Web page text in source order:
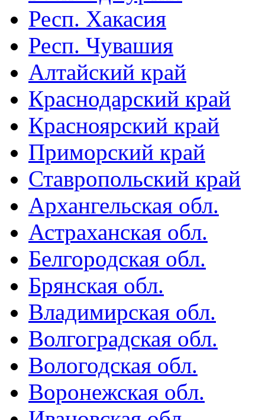
Респ. Хакасия
Респ. Чувашия
Алтайский край
Краснодарский край
Красноярский край
Приморский край
Ставропольский край
Архангельская обл.
Астраханская обл.
Белгородская обл.
Брянская обл.
Владимирская обл.
Волгоградская обл.
Вологодская обл.
Воронежская обл.